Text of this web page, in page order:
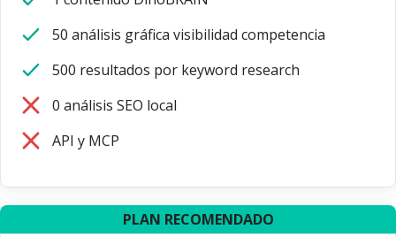
50 análisis gráfica visibilidad competencia
500 resultados por keyword research
0 análisis SEO local
API y MCP
PLAN RECOMENDADO